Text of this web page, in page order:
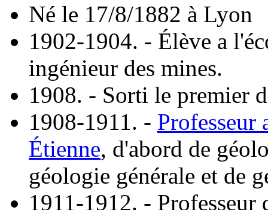
Né le 17/8/1882 à Lyon
1902-1904. - Élève a
ingénieur des mines.
1908. - Sorti le premier
1908-1911. - Professeur
Étienne, d'abord de
géologie générale et de
1911-1912. -